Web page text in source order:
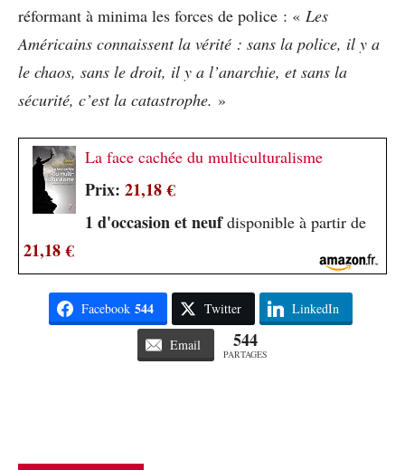
réformant à minima les forces de police : « Les
Américains connaissent la vérité : sans la police, il y a
le chaos, sans le droit, il y a l’anarchie, et sans la
sécurité, c’est la catastrophe. »
La face cachée du multiculturalisme
Prix: 21,18 €
1 d'occasion et neufdisponible à partir de
21,18 €
Facebook 544 Twitter LinkedIn
Email 544
PARTAGES